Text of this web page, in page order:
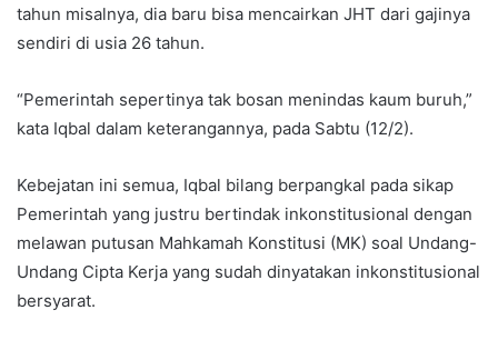
tahun misalnya, dia baru bisa mencairkan JHT dari gajinya
sendiri di usia 26 tahun.
“Pemerintah sepertinya tak bosan menindas kaum buruh,”
kata Iqbal dalam keterangannya, pada Sabtu (12/2).
Kebejatan ini semua, Iqbal bilang berpangkal pada sikap
Pemerintah yang justru bertindak inkonstitusional dengan
melawan putusan Mahkamah Konstitusi (MK) soal Undang-
Undang Cipta Kerja yang sudah dinyatakan inkonstitusional
bersyarat.